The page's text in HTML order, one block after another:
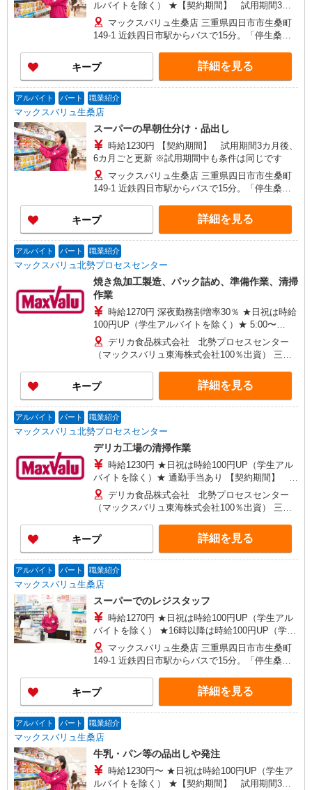
ルバイトを除く） ★【契約期間】 試用期間3カ
月後、6カ月ごと更新 ※試用期間中も条件は同じ
です
マックスバリュ生桑店 三重県四日市市生桑町
149-1 近鉄四日市駅からバスで15分。「停生桑
キープ 詳細を見る
アルバイト パート 職業紹介
マックスバリュ生桑店
スーパーの早朝仕分け・品出し
時給1230円 【契約期間】 試用期間3カ月後、
6カ月ごと更新 ※試用期間中も条件は同じです
マックスバリュ生桑店 三重県四日市市生桑町
149-1 近鉄四日市駅からバスで15分。「停生桑
キープ 詳細を見る
アルバイト パート 職業紹介
マックスバリュ北勢プロセスセンター
焼き魚加工製造、パック詰め、準備作業、清掃
作業
時給1270円 深夜勤務割増率30％ ★日祝は時給
100円UP（学生アルバイトを除く）★ 5:00〜
8:00 時給1450円 8:00〜16:00 時給1270円 通勤
手当あり 【契約期間】 試用期間3カ月後、6カ月
ごと更新 ※試用期間中も条件は同じです
デリカ食品株式会社 北勢プロセスセンター
（マックスバリュ東海株式会社100％出資） 三重
田駅徒歩17分 ※車通勤OK
キープ 詳細を見る
アルバイト パート 職業紹介
マックスバリュ北勢プロセスセンター
デリカ工場の清掃作業
時給1230円 ★日祝は時給100円UP（学生アル
バイトを除く）★ 通勤手当あり 【契約期間】 試
用期間3カ月後、6カ月ごと更新 ※試用期間中も条
件は同じです
デリカ食品株式会社 北勢プロセスセンター
（マックスバリュ東海株式会社100％出資） 三重
田駅徒歩17分 ※車通勤OK
キープ 詳細を見る
アルバイト パート 職業紹介
マックスバリュ生桑店
スーパーでのレジスタッフ
時給1270円 ★日祝は時給100円UP（学生アル
バイトを除く） ★16時以降は時給100円UP（学生
アルバイトは17時〜） ★【契約期間】 試用期間
3カ月後、6カ月ごと更新 ※試用期間中も条件は同
マックスバリュ生桑店 三重県四日市市生桑町
149-1 近鉄四日市駅からバスで15分。「停生桑
キープ 詳細を見る
アルバイト パート 職業紹介
マックスバリュ生桑店
牛乳・パン等の品出しや発注
時給1230円〜 ★日祝は時給100円UP（学生ア
ルバイトを除く） ★【契約期間】 試用期間3カ